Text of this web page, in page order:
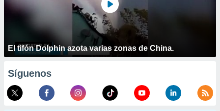
El tifón Dolphin azota varias zonas de China.
Síguenos